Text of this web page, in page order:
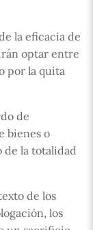
la eficacia de
optar entre
por la quita
de
bienes o
de la totalidad
de los
los